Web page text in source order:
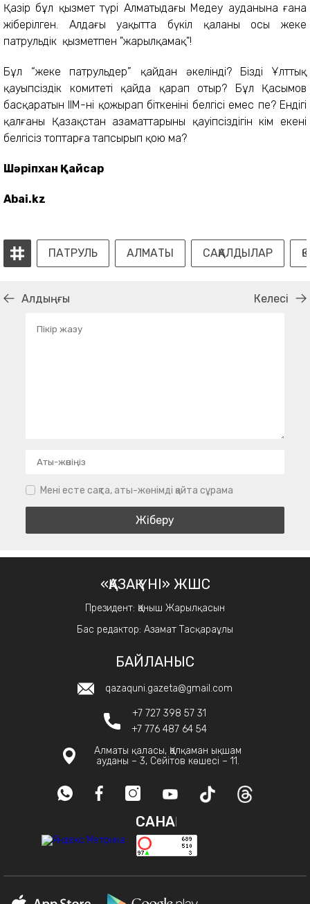
Қазір бұл қызмет түрі Алматыдағы Медеу ауданына ғана
жіберілген. Алдағы уақытта бүкіл қаланы осы жеке
патрульдік қызметпен "жарылқамақ"!
Бұл “жеке патрульдер” қайдан әкелінді? Біздің Ұлттық
қауыпсіздік комитеті қайда қарап отыр? Бұл Қасымов
басқаратын ІІМ-нің қожырап біткенінің белгісі емес пе? Ендігі
қалғаны Қазақстан азаматтарының қауіпсіздігін кім екені
белгісіз топтарға тапсырып қою ма?
Шәріпхан Қайсар
Abai.kz
ПАТРУЛЬ АЛМАТЫ САҚАЛДЫЛАР
Алдыңғы Келесі
Мені есте сақта, аты-жөнімді қайта сұрама
«ҚАЗАҚ ҮНІ» ЖШС
Президент: Қаныш Жарылқасын
Бас редактор: Азамат Тасқараұлы
БАЙЛАНЫС
qazaquni.gazeta@gmail.com
+7 727 398 57 31
+7 776 487 64 54
Алматы қаласы, Қалқаман ықшам
ауданы – 3, Сейітов көшесі – 11.
САНАҚ